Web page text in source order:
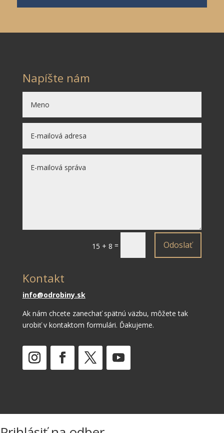
Napíšte nám
15 + 8 = Odoslať
Kontakt
info@odrobiny.sk
Ak nám chcete zanechať spätnú väzbu, môžete tak
urobiť v kontaktom formulári. Ďakujeme.